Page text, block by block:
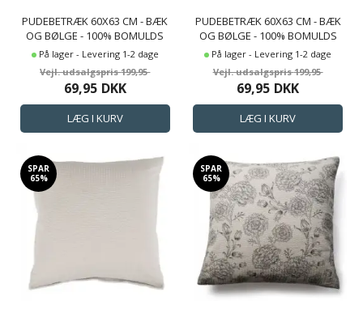
PUDEBETRÆK 60X63 CM - BÆK
OG BØLGE - 100% BOMULDS
KREP - MØRKEBLÅ TERN
På lager - Levering 1-2 dage
199,95
69,95 DKK
PUDEBETRÆK 60X63 CM - BÆK
OG BØLGE - 100% BOMULDS
KREP - RØDE TERN
På lager - Levering 1-2 dage
199,95
69,95 DKK
SPAR
65%
SPAR
65%